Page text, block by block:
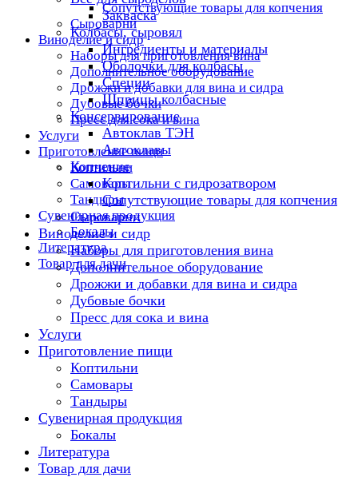
Сопутствующие товары для копчения
Сыроварни
Виноделие и сидр
Наборы для приготовления вина
Дополнительное оборудование
Дрожжи и добавки для вина и сидра
Дубовые бочки
Пресс для сока и вина
Услуги
Приготовление пищи
Коптильни
Самовары
Тандыры
Сувенирная продукция
Бокалы
Литература
Товар для дачи
Закваска
Колбасы, сыровял
Ингредиенты и материалы
Оболочки для колбасы
Специи
Шприцы колбасные
Консервирование
Автоклав ТЭН
Автоклавы
Копчение
Коптильни с гидрозатвором
Сопутствующие товары для копчения
Сыроварни
Виноделие и сидр
Наборы для приготовления вина
Дополнительное оборудование
Дрожжи и добавки для вина и сидра
Дубовые бочки
Пресс для сока и вина
Услуги
Приготовление пищи
Коптильни
Самовары
Тандыры
Сувенирная продукция
Бокалы
Литература
Товар для дачи